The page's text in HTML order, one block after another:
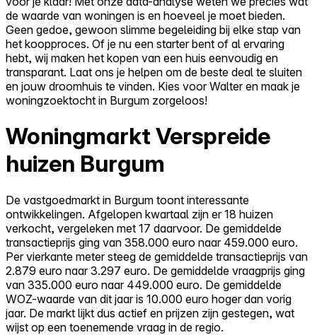
de waarde van woningen is en hoeveel je moet bieden.
Geen gedoe, gewoon slimme begeleiding bij elke stap van
het koopproces. Of je nu een starter bent of al ervaring
hebt, wij maken het kopen van een huis eenvoudig en
transparant. Laat ons je helpen om de beste deal te sluiten
en jouw droomhuis te vinden. Kies voor Walter en maak je
woningzoektocht in Burgum zorgeloos!
Woningmarkt Verspreide
huizen Burgum
De vastgoedmarkt in Burgum toont interessante
ontwikkelingen. Afgelopen kwartaal zijn er 18 huizen
verkocht, vergeleken met 17 daarvoor. De gemiddelde
transactieprijs ging van 358.000 euro naar 459.000 euro.
Per vierkante meter steeg de gemiddelde transactieprijs van
2.879 euro naar 3.297 euro. De gemiddelde vraagprijs ging
van 335.000 euro naar 449.000 euro. De gemiddelde
WOZ-waarde van dit jaar is 10.000 euro hoger dan vorig
jaar. De markt lijkt dus actief en prijzen zijn gestegen, wat
wijst op een toenemende vraag in de regio.